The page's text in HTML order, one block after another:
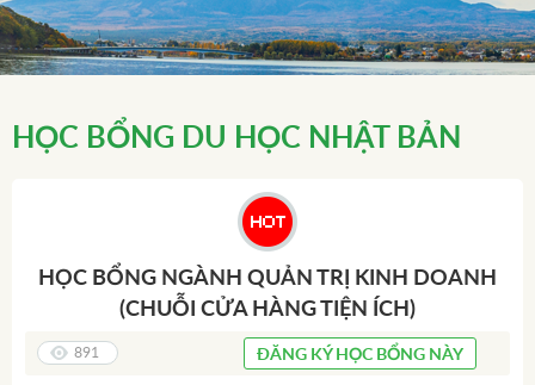
HỌC BỔNG DU HỌC NHẬT BẢN
HỌC BỔNG NGÀNH QUẢN TRỊ KINH DOANH
(CHUỖI CỬA HÀNG TIỆN ÍCH)
891 ĐĂNG KÝ HỌC BỔNG NÀY